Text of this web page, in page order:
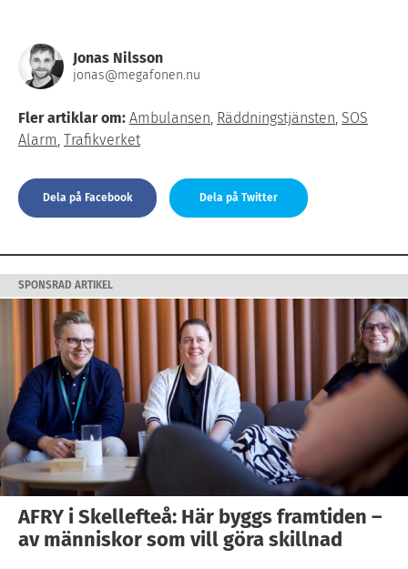
Jonas Nilsson
jonas@megafonen.nu
Fler artiklar om: Ambulansen, Räddningstjänsten, SOS
Alarm, Trafikverket
Dela på Facebook Dela på Twitter
SPONSRAD ARTIKEL
AFRY i Skellefteå: Här byggs framtiden –
av människor som vill göra skillnad